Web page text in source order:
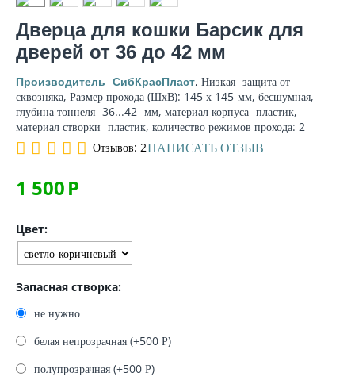
Дверца для кошки Барсик для
дверей от 36 до 42 мм
Производитель СибКрасПласт, Низкая защита от
сквозняка, Размер прохода (ШхВ): 145 х 145 мм, бесшумная,
глубина тоннеля 36...42 мм, материал корпуса пластик,
материал створки пластик, количество режимов прохода: 2
Отзывов: 2НАПИСАТЬ ОТЗЫВ
1 500Р
Цвет:
Запасная створка:
не нужно
белая непрозрачная (+500 Р)
полупрозрачная (+500 Р)